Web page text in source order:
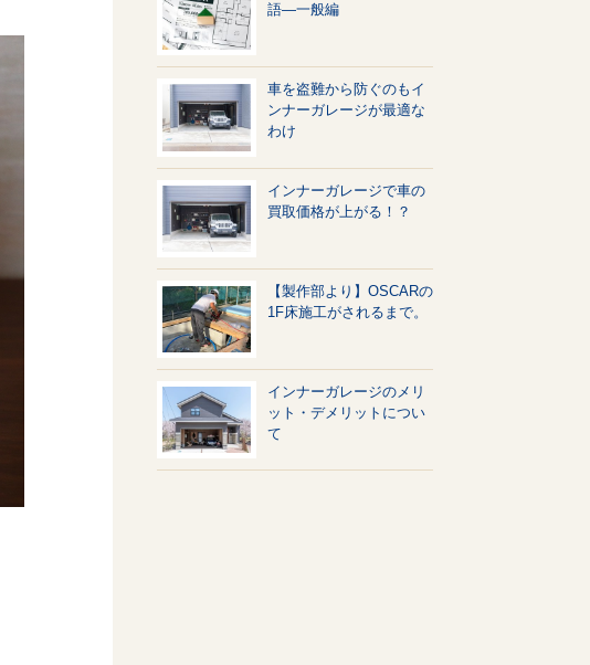
語—一般編
車を盗難から防ぐのもイ
ンナーガレージが最適な
わけ
インナーガレージで車の
買取価格が上がる！？
【製作部より】OSCARの
1F床施工がされるまで。
インナーガレージのメリ
ット・デメリットについ
て